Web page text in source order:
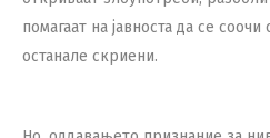
помагаат на јавноста да се
останале скриени.